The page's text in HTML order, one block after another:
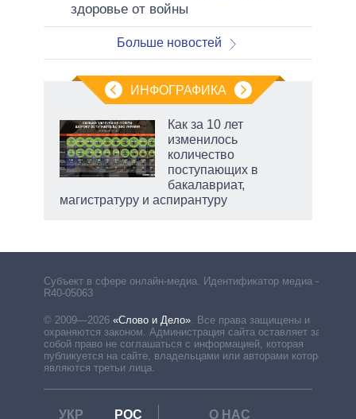
здоровье от войны
Больше новостей
ИНФОГРАФИКА
Как за 10 лет
изменилось
количество
поступающих в
бакалавриат,
магистратуру и аспирантуру
Субъект в сфере онлайн-медиа. Идентификатор медиа –
R40-05063
© 2009—2026 «Слово и Дело»
Все права защищены и
охраняются законом. Администрация сайта оставляет за
собой право не соглашаться с информацией, которая
публикуется на сайте, владельцами или авторами которой
являются третьи лица.
УКР РОС
О НАС